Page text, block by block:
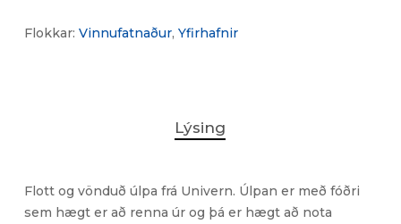
Flokkar: Vinnufatnaður, Yfirhafnir
Lýsing
Flott og vönduð úlpa frá Univern. Úlpan er með fóðri
sem hægt er að renna úr og þá er hægt að nota